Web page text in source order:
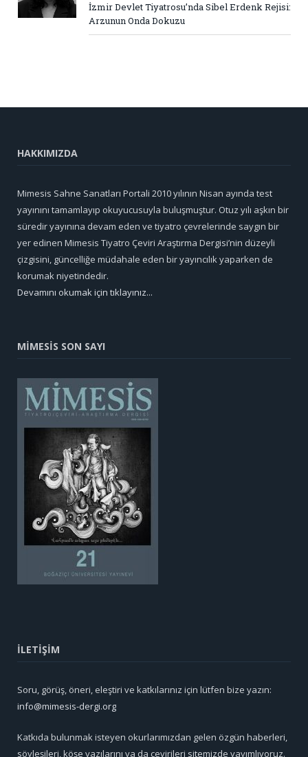
İzmir Devlet Tiyatrosu’nda Sibel Erdenk Rejisi:
Arzunun Onda Dokuzu
HAKKIMIZDA
Mimesis Sahne Sanatları Portali 2010 yılının Nisan ayında test
yayınını tamamlayıp okuyucusuyla buluşmuştur. Otuz yılı aşkın bir
süredir yayınına devam eden ve tiyatro çevrelerinde saygın bir
yer edinen Mimesis Tiyatro Çeviri Araştırma Dergisi’nin düzeyli
çizgisini, güncelliğe müdahale eden bir yayıncılık yaparken de
korumak niyetindedir.
Devamını okumak için tıklayınız...
MİMESİS SON SAYI
İLETİŞİM
Soru, görüş, öneri, eleştiri ve katkılarınız için lütfen bize yazın:
info@mimesis-dergi.org
Katkıda bulunmak isteyen okurlarımızdan gelen özgün haberleri,
söyleşileri, köşe yazılarını ya da çevirileri sitemizde yayımlıyoruz.